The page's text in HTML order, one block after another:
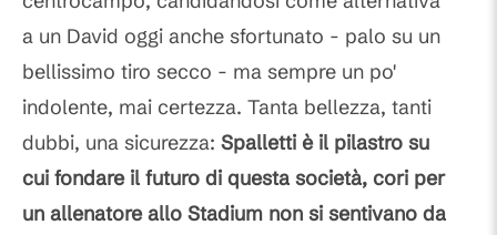
a un David oggi anche sfortunato - palo su un
bellissimo tiro secco - ma sempre un po'
indolente, mai certezza. Tanta bellezza, tanti
dubbi, una sicurezza: Spalletti è il pilastro su
cui fondare il futuro di questa società, cori per
un allenatore allo Stadium non si sentivano da